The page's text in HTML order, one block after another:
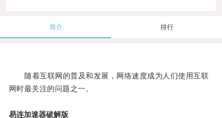
简介 排行
随着互联网的普及和发展，网络速度成为人们使用互联
网时最关注的问题之一。
易连加速器破解版